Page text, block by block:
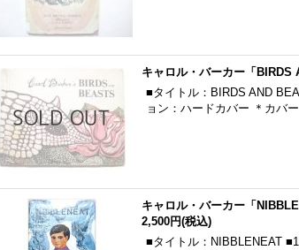
キャロル・バーカー「BIRDS
■タイトル：BIRDS AND
ョン：ハードカバー ＊カバ
キャロル・バーカー「
2,500円(税込)
■タイトル：NIBBLENEAT